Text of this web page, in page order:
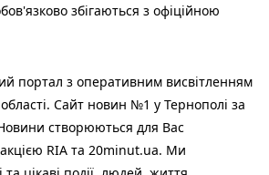
збігаються з офіційною
портал з оперативним висвітленням
Сайт новин №1 у Тернополі за
створюються для Вас
RIA та 20minut.ua. Ми